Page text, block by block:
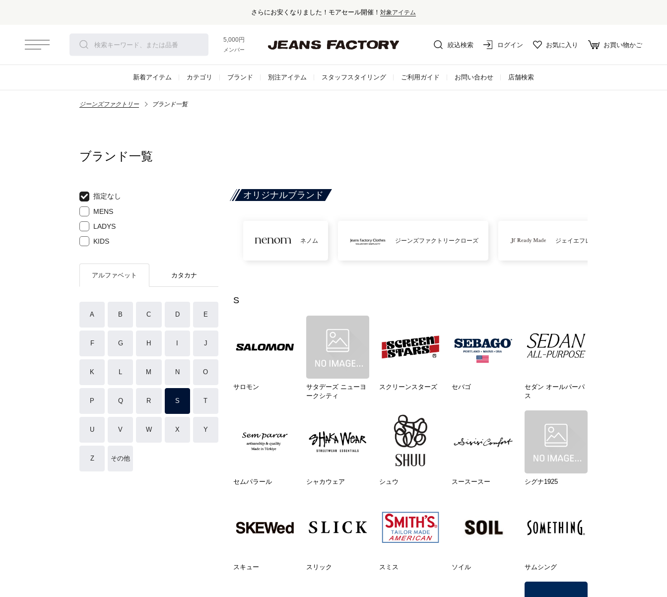
さらにお安くなりました！モアセール開催！ 対象アイテム
5,000円以上お買い上げで送料無料！
メンバー登録でお得な情報をゲット。さらに詳しく
絞込検索 ログイン お気に入り お買い物かご
新着アイテム カテゴリ ブランド 別注アイテム スタッフスタイリング ご利用ガイド お問い合わせ 店舗検索
ジーンズファクトリー ブランド一覧
ブランド一覧
指定なし
MENS
LADYS
KIDS
アルファベット カタカナ
A B C D E
F G H J
K L M N O
P Q R S T
U V W X Y
Z その他
オリジナルブランド
ネノム ジーンズファクトリークローズ ジェイエフレディメイド
S
サロモン
サタデーズ ニューヨ
ークシティ
スクリーンスターズ セバゴ
セダン オールパーパ
ス
セムパラール シャカウェア シュウ スースースー シグナ1925
スキュー スリック スミス ソイル サムシング